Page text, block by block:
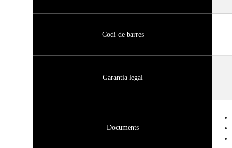
Codi de barres
Garantia legal
Documents